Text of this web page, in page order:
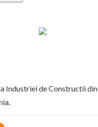
Industriei de Constructii din